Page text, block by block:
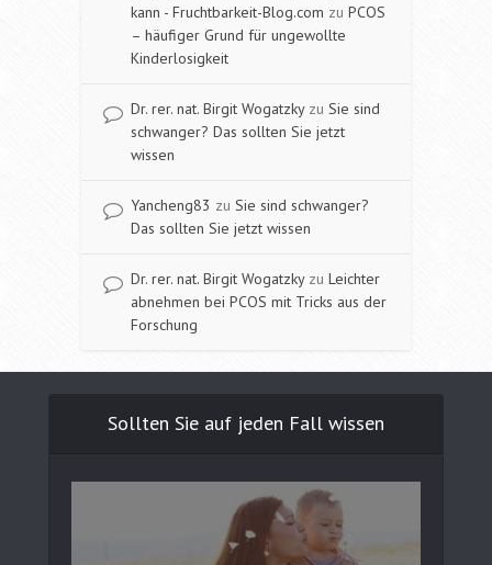
kann - Fruchtbarkeit-Blog.com zu PCOS
– häufiger Grund für ungewollte
Kinderlosigkeit
Dr. rer. nat. Birgit Wogatzkyzu Sie sind
schwanger? Das sollten Sie jetzt
wissen
Yancheng83 zu Sie sind schwanger?
Das sollten Sie jetzt wissen
Dr. rer. nat. Birgit Wogatzkyzu Leichter
abnehmen bei PCOS mit Tricks aus der
Forschung
Sollten Sie auf jeden Fall wissen